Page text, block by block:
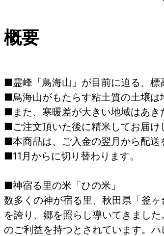
概要
■霊峰「鳥海山」が目前に迫る、標
■鳥海山がもたらす粘土質の土壌は
■また、寒暖差が大きい地域はあき
■ご注文頂いた後に精米してお届け
■本商品は、ご入金の翌月から配送
■11月からに切り替わります。
■神宿る里の米「ひの米」
数多くの神が宿る里、秋田県「釜
を誇り、郷を照らし導いてきまし
のご利益を持つとされています。